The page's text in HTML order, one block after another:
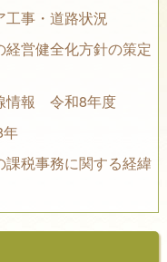
事・道路状況
営健全化方針の策定
情報 令和8年度
税事務に関する経緯